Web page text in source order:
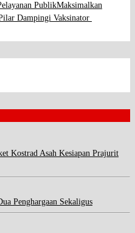
PublikMaksimalkan
Dampingi Vaksinator
Kostrad Asah Kesiapan Prajurit
Penghargaan Sekaligus